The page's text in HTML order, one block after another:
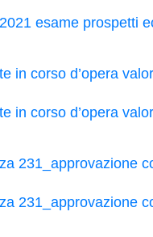
esame prospetti
in corso d’opera
in corso d’opera
231_approvazione
231_approvazione